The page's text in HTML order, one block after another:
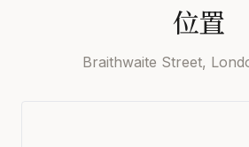
位置
Braithwaite Street,